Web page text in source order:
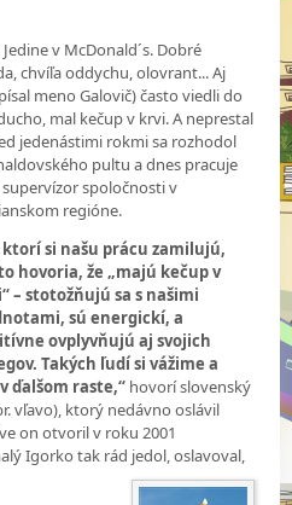
v McDonald´s. Dobré
chvíľa oddychu, olovrant... Aj
meno Galovič) často viedli do
mal kečup v krvi. A neprestal
jedenástimi rokmi sa rozhodol
pultu a dnes pracuje
spoločnosti v
regióne.
ktorí si našu prácu zamilujú,
hovoria, že „majú kečup v
– stotožňujú sa s našimi
sú energickí, a
ovplyvňujú aj svojich
Takých ľudí si vážime a
ďalšom raste,“ hovorí slovenský
vľavo), ktorý nedávno oslávil
on otvoril v roku 2001
Igorko tak rád jedol, oslavoval,